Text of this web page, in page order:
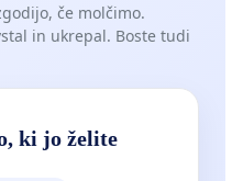
Ciper, Malta,
organizacijami in
ali člani
ekosistema.
če molčimo.
in ukrepal. Boste tudi
ki jo želite